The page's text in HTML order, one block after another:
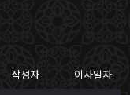
작성자 이사일자